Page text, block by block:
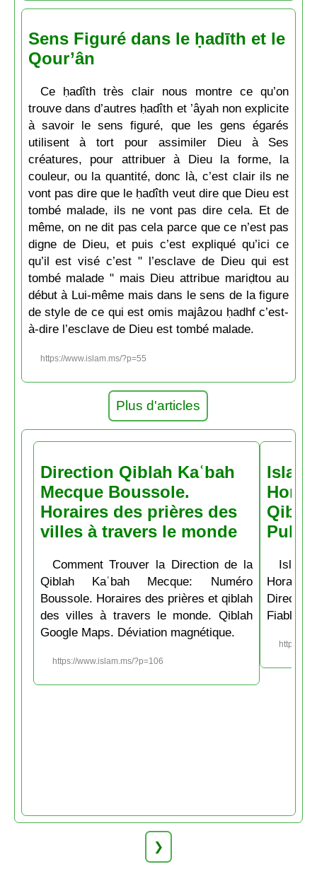
Sens Figuré dans le ḥadīth et le
Qour’ân
Ce ḥadîth très clair nous montre ce qu’on
trouve dans d’autres ḥadîth et ’âyah non explicite
à savoir le sens figuré, que les gens égarés
utilisent à tort pour assimiler Dieu à Ses
créatures, pour attribuer à Dieu la forme, la
couleur, ou la quantité, donc là, c’est clair ils ne
vont pas dire que le ḥadîth veut dire que Dieu est
tombé malade, ils ne vont pas dire cela. Et de
même, on ne dit pas cela parce que ce n’est pas
digne de Dieu, et puis c’est expliqué qu’ici ce
qu’il est visé c’est " l’esclave de Dieu qui est
tombé malade " mais Dieu attribue mariḍtou au
début à Lui-même mais dans le sens de la figure
de style de ce qui est omis majâzou ḥadhf c’est-
à-dire l’esclave de Dieu est tombé malade.
https://www.islam.ms/?p=55
Plus d'articles
Direction Qiblah Kaʿbah
Mecque Boussole.
Horaires des prières des
villes à travers le monde
Comment Trouver la Direction de la
Qiblah Kaʿbah Mecque: Numéro
Boussole. Horaires des prières et qiblah
des villes à travers le monde. Qiblah
Google Maps. Déviation magnétique.
https://www.islam.ms/?p=106
Pubs
Fiable et
https://
❯